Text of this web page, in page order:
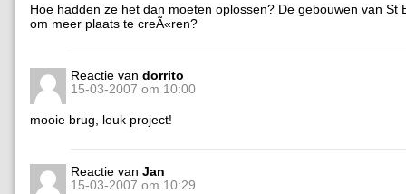
Hoe hadden ze het dan moeten oplossen? De gebouwen van St
om meer plaats te creÃ«ren?
Reactie van dorrito
15-03-2007 om 10:00
mooie brug, leuk project!
Reactie van Jan
15-03-2007 om 10:29